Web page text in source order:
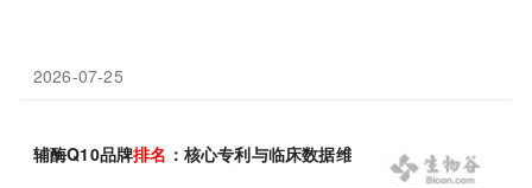
2026-07-25
辅酶Q10品牌排名 ：核心专利与临床数据维度解析